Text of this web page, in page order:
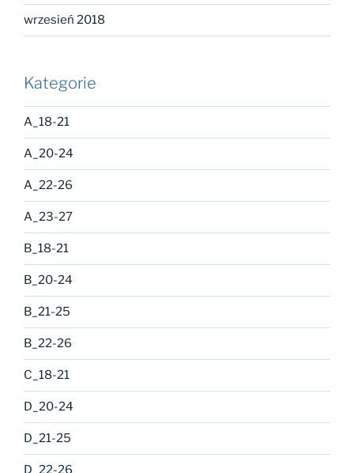
wrzesień 2018
Kategorie
A_18-21
A_20-24
A_22-26
A_23-27
B_18-21
B_20-24
B_21-25
B_22-26
C_18-21
D_20-24
D_21-25